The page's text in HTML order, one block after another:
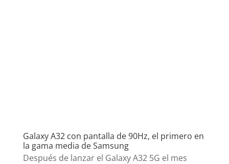
Galaxy A32 con pantalla de 90Hz, el primero en
la gama media de Samsung
Después de lanzar el Galaxy A32 5G el mes